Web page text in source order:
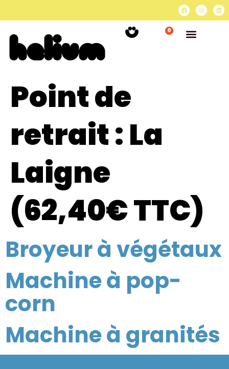
0
Point de
retrait :La
Laigne
(62,40€ TTC)
Broyeur à végétaux
Machine à pop-
corn
Machine à granités